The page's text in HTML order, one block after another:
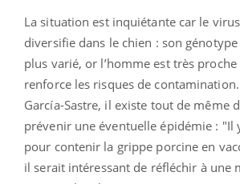
La situation est inquiétante car le
diversifie dans le chien : son
plus varié, or l’homme est très
renforce les risques de
García-Sastre, il existe tout de même
prévenir une éventuelle épidémie : "Il
pour contenir la grippe porcine en
il serait intéressant de réfléchir à une